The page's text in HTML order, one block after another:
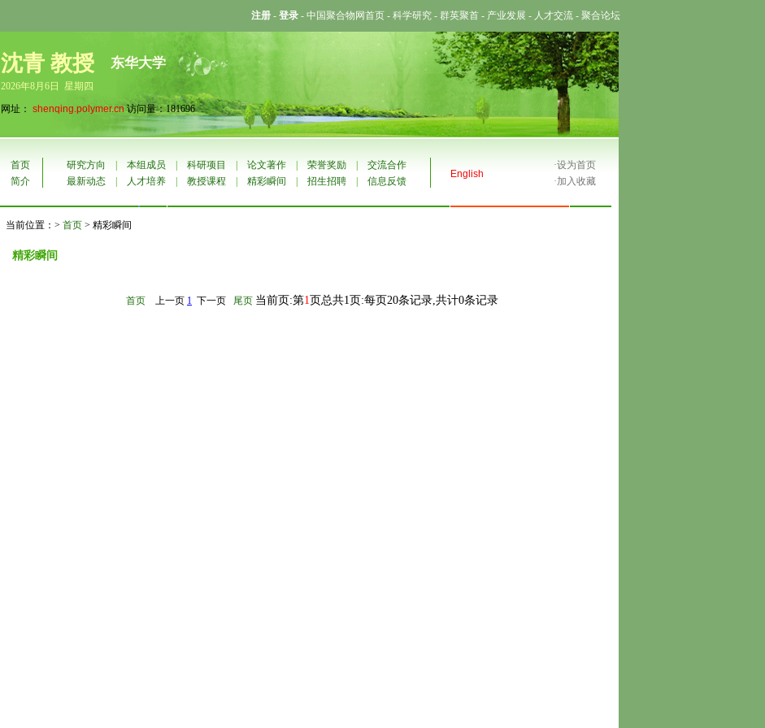
注册 - 登录 - 中国聚合物网首页 - 科学研究 - 群英聚首 - 产业发展 - 人才交流 - 聚合论坛
沈青 教授 东华大学
2026年8月6日 星期四
网址： shenqing.polymer.cn访问量：181696
首页 研究方向 本组成员 科研项目 论文著作 荣誉奖励 交流合作
English
·设为首页
简介
最新动态 人才培养 教授课程 精彩瞬间 招生招聘 信息反馈 ·加入收藏
当前位置：> 首页 > 精彩瞬间
精彩瞬间
首页 上一页 1 下一页 尾页 当前页:第1页总共1页:每页20条记录,共计0条记录